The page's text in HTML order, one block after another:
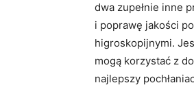
dwa zupełnie inne
i poprawę jakości
higroskopijnymi.
mogą korzystać z
najlepszy